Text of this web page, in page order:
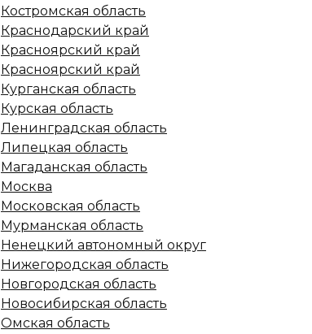
Костромская область
Краснодарский край
Красноярский край
Красноярский край
Курганская область
Курская область
Ленинградская область
Липецкая область
Магаданская область
Москва
Московская область
Мурманская область
Ненецкий автономный округ
Нижегородская область
Новгородская область
Новосибирская область
Омская область